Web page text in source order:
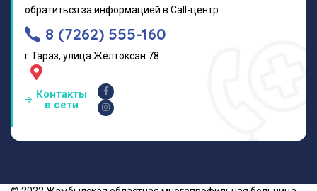
обратиться за информацией в Call-центр.
8 (7262) 555-160
г.Тараз, улица Желтоксан 78
Контакты
в сети